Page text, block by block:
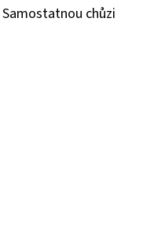
Samostatnou chůzi